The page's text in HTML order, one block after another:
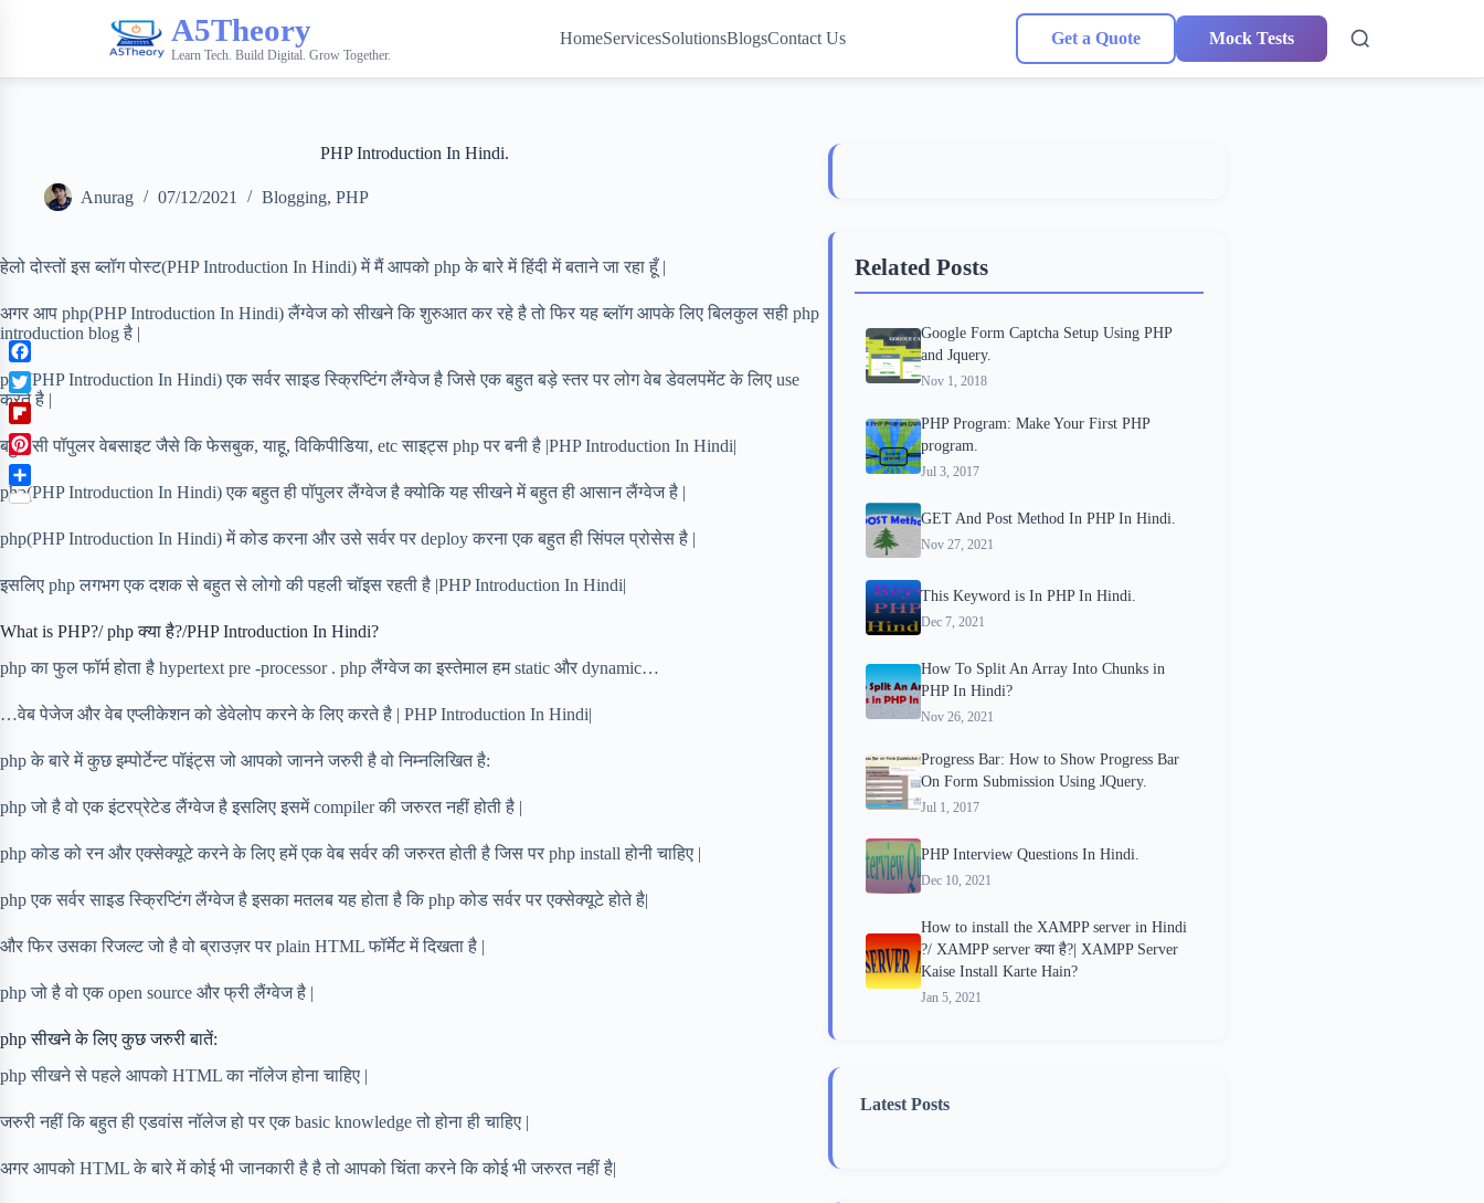
A5Theory
Learn Tech. Build Digital. Grow Together.
HomeServicesSolutionsBlogsContact Us Get a Quote Mock Tests
PHP Introduction In Hindi.
Anurag 07/12/2021 Blogging, PHP
हेलो दोस्तों इस ब्लॉग पोस्ट(PHP Introduction In Hindi) में मैं आपको php के बारे में हिंदी में बताने जा रहा हूँ |
अगर आप php(PHP Introduction In Hindi) लैंग्वेज को सीखने कि शुरुआत कर रहे है तो फिर यह ब्लॉग आपके लिए बिलकुल सही php
introduction blog है |
php(PHP Introduction In Hindi) एक सर्वर साइड स्क्रिप्टिंग लैंग्वेज है जिसे एक बहुत बड़े स्तर पर लोग वेब डेवलपमेंट के लिए use
करते है |
बहुत सी पॉपुलर वेबसाइट जैसे कि फेसबुक, याहू, विकिपीडिया, etc साइट्स php पर बनी है |PHP Introduction In Hindi|
php(PHP Introduction In Hindi) एक बहुत ही पॉपुलर लैंग्वेज है क्योकि यह सीखने में बहुत ही आसान लैंग्वेज है |
php(PHP Introduction In Hindi) में कोड करना और उसे सर्वर पर deploy करना एक बहुत ही सिंपल प्रोसेस है |
इसलिए php लगभग एक दशक से बहुत से लोगो की पहली चॉइस रहती है |PHP Introduction In Hindi|
What is PHP?/ php क्या है?/PHP Introduction In Hindi?
php का फुल फॉर्म होता है hypertext pre -processor . php लैंग्वेज का इस्तेमाल हम static और dynamic…
…वेब पेजेज और वेब एप्लीकेशन को डेवेलोप करने के लिए करते है | PHP Introduction In Hindi|
php के बारे में कुछ इम्पोर्टेन्ट पॉइंट्स जो आपको जानने जरुरी है वो निम्नलिखित है:
php जो है वो एक इंटरप्रेटेड लैंग्वेज है इसलिए इसमें compiler की जरुरत नहीं होती है |
php कोड को रन और एक्सेक्यूटे करने के लिए हमें एक वेब सर्वर की जरुरत होती है जिस पर php install होनी चाहिए |
php एक सर्वर साइड स्क्रिप्टिंग लैंग्वेज है इसका मतलब यह होता है कि php कोड सर्वर पर एक्सेक्यूटे होते है|
और फिर उसका रिजल्ट जो है वो ब्राउज़र पर plain HTML फॉर्मेट में दिखता है |
php जो है वो एक open source और फ्री लैंग्वेज है |
php सीखने के लिए कुछ जरुरी बातें:
php सीखने से पहले आपको HTML का नॉलेज होना चाहिए |
जरुरी नहीं कि बहुत ही एडवांस नॉलेज हो पर एक basic knowledge तो होना ही चाहिए |
अगर आपको HTML के बारे में कोई भी जानकारी है है तो आपको चिंता करने कि कोई भी जरुरत नहीं है|
Related Posts
Google Form Captcha Setup Using PHP
and Jquery.
Nov 1, 2018
PHP Program: Make Your First PHP
program.
Jul 3, 2017
GET And Post Method In PHP In Hindi.
Nov 27, 2021
This Keyword is In PHP In Hindi.
Dec 7, 2021
How To Split An Array Into Chunks in
PHP In Hindi?
Nov 26, 2021
Progress Bar: How to Show Progress Bar
On Form Submission Using JQuery.
Jul 1, 2017
PHP Interview Questions In Hindi.
Dec 10, 2021
How to install the XAMPP server in Hindi
?/ XAMPP server क्या है?| XAMPP Server
Kaise Install Karte Hain?
Jan 5, 2021
Latest Posts
F
a
c
e
b
o
o
T
w
i
t
t
r
F
l
p
o
r
P
i
n
t
r
t
S
a
e